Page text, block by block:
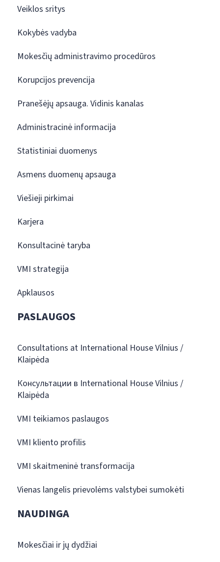
Veiklos sritys
Kokybės vadyba
Mokesčių administravimo procedūros
Korupcijos prevencija
Pranešėjų apsauga. Vidinis kanalas
Administracinė informacija
Statistiniai duomenys
Asmens duomenų apsauga
Viešieji pirkimai
Karjera
Konsultacinė taryba
VMI strategija
Apklausos
PASLAUGOS
Consultations at International House Vilnius /
Klaipėda
Консультации в International House Vilnius /
Klaipėda
VMI teikiamos paslaugos
VMI kliento profilis
VMI skaitmeninė transformacija
Vienas langelis prievolėms valstybei sumokėti
NAUDINGA
Mokesčiai ir jų dydžiai